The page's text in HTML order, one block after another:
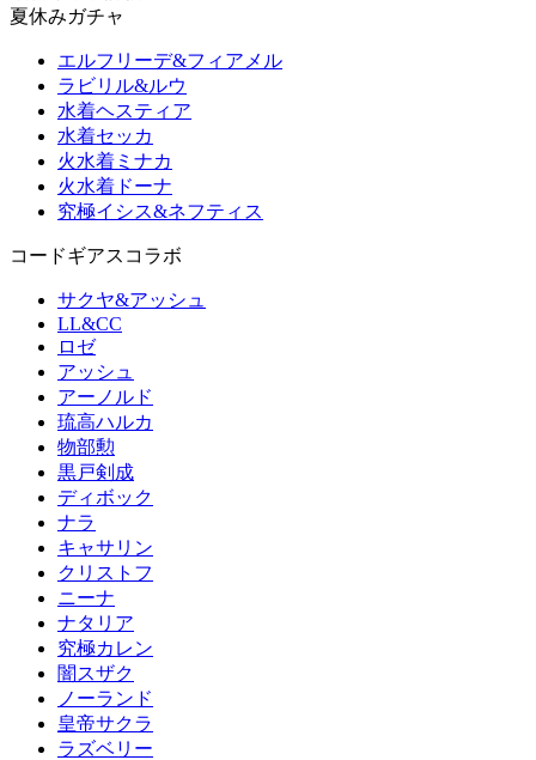
夏休みガチャ
エルフリーデ&フィアメル
ラビリル&ルウ
水着ヘスティア
水着セッカ
火水着ミナカ
火水着ドーナ
究極イシス&ネフティス
コードギアスコラボ
サクヤ&アッシュ
LL&CC
ロゼ
アッシュ
アーノルド
琉高ハルカ
物部勲
黒戸剣成
ディボック
ナラ
キャサリン
クリストフ
ニーナ
ナタリア
究極カレン
闇スザク
ノーランド
皇帝サクラ
ラズベリー